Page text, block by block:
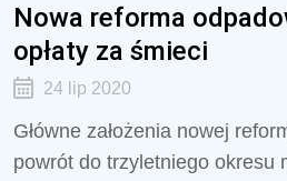
Nowa reforma
opłaty za śmieci
24 lip 2020
Główne założenia nowej
powrót do trzyletniego okresu